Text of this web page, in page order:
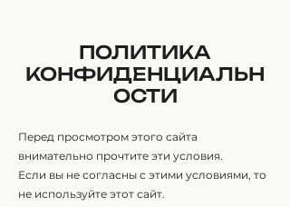
ПОЛИТИКА
КОНФИДЕНЦИАЛЬН
ОСТИ
Перед просмотром этого сайта
внимательно прочтите эти условия.
Если вы не согласны с этими условиями, то
не используйте этот сайт.